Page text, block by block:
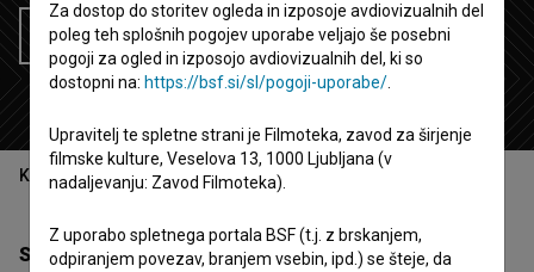
Želim si ogledati ta film
Kazalo
Sinopsis
Za dostop do storitev ogleda in izposoje avdiovizualnih del
poleg teh splošnih pogojev uporabe veljajo še posebni
pogoji za ogled in izposojo avdiovizualnih del, ki so
dostopni na: https://bsf.si/sl/pogoji-uporabe/
Upravitelj te spletne strani je Filmoteka, zavod za širjenje
filmske kulture, Veselova 13, 1000 Ljubljana (v
nadaljevanju: Zavod Filmoteka).
Z uporabo spletnega portala BSF (t.j. z brskanjem,
odpiranjem povezav, branjem vsebin, ipd.) se šteje, da